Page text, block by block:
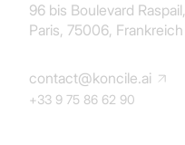
96 bis Boulevard Raspail,
Paris, 75006, Frankreich
contact@koncile.ai
+33 9 75 86 62 90